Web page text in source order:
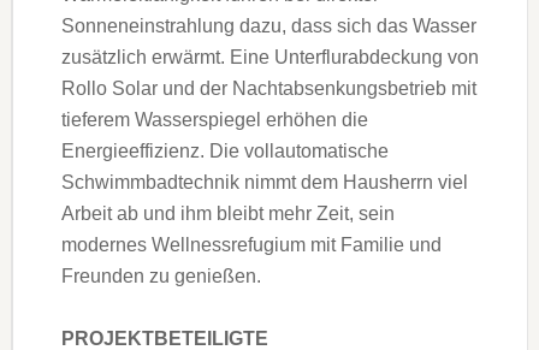
Sonneneinstrahlung dazu, dass sich das Wasser
zusätzlich erwärmt. Eine Unterflurabdeckung von
Rollo Solar und der Nachtabsenkungsbetrieb mit
tieferem Wasserspiegel erhöhen die
Energieeffizienz. Die vollautomatische
Schwimmbadtechnik nimmt dem Hausherrn viel
Arbeit ab und ihm bleibt mehr Zeit, sein
modernes Wellnessrefugium mit Familie und
Freunden zu genießen.
PROJEKTBETEILIGTE